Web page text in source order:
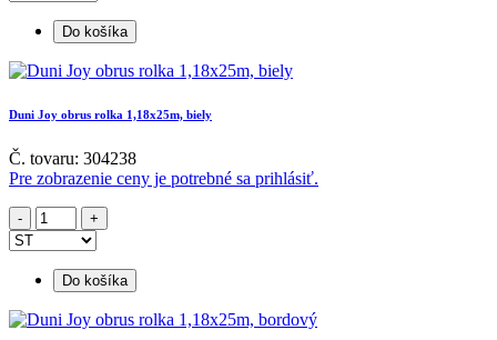
Do košíka
Duni Joy obrus rolka 1,18x25m, biely
Č. tovaru: 304238
Pre zobrazenie ceny je potrebné sa prihlásiť.
Do košíka